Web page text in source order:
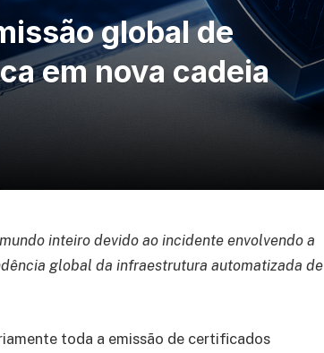
global de
em nova cadeia
inteiro devido ao incidente envolvendo a
global da infraestrutura automatizada de
toda a emissão de certificados